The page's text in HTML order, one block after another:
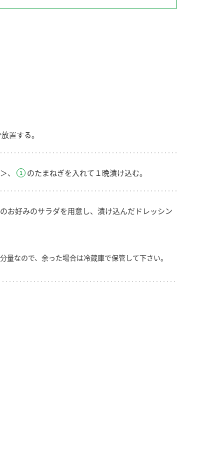
置する。
、 のたまねぎを入れて１晩漬け込む。
お好みのサラダを用意し、漬け込んだドレッシン
なので、余った場合は冷蔵庫で保管して下さい。